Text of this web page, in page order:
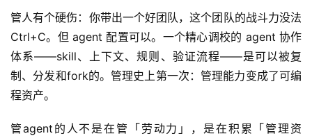
目
I
提
示
管人有个硬伤：你带出一个好团队，这个团队的战斗力没法
Ctrl+C。但 agent 配置可以。一个精心调校的 agent 协作
体系——skill、上下文、规则、验证流程——是可以被复
制、分发和fork的。管理史上第一次：管理能力变成了可编
程资产。
管agent的人不是在管「劳动力」，是在积累「管理资